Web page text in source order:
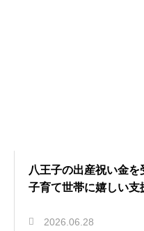
八王子の出産祝い金を
子育て世帯に嬉しい支
2026.06.28